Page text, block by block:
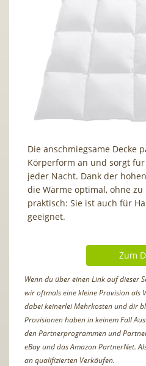
Die anschmiegsame Decke
Körperform an und sorgt
jeder Nacht. Dank der
die Wärme optimal, ohne
praktisch: Sie ist auch für
geeignet.
Zum
Wenn du über einen Link auf dieser
wir oftmals eine kleine Provision als
dabei keinerlei Mehrkosten und dir
Provisionen haben in keinem Fall
den Partnerprogrammen und
eBay und das Amazon PartnerNet.
an qualifizierten Verkäufen.